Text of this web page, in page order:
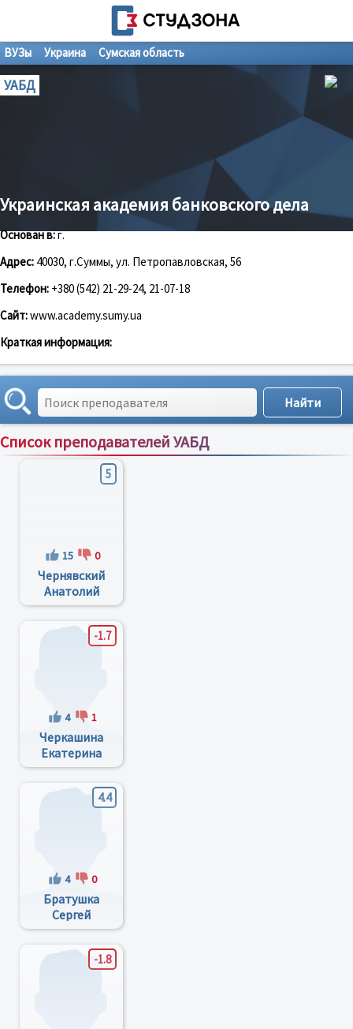
ВУЗы Украина Сумская область
УАБД
Украинская академия банковского дела
Основан в:г.
Адрес: 40030, г.Суммы, ул. Петропавловская, 56
Телефон: +380 (542) 21-29-24, 21-07-18
Сайт:www.academy.sumy.ua
Краткая информация:
Список преподавателей УАБД
Сортировка по:имени;рейтингу;отзывам
5
15 0
Чернявский
Анатолий
Леонидович
-1.7
4 1
Черкашина
Екатерина
Федоровна
4.4
4 0
Братушка
Сергей
Николаевич
-1.8